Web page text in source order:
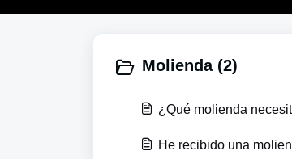
Molienda (2)
¿Qué molienda
He recibido una